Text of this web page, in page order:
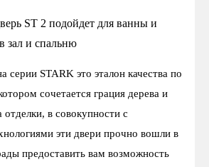
ST 2 подойдет для ванны и
зал и спальню
серии STARK это эталон качества по
сочетается грация дерева и
в совокупности с
эти двери прочно вошли в
предоставить вам возможность